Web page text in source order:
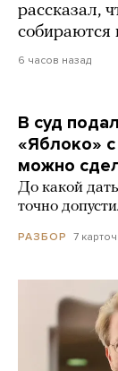
рассказал,
собираются
6 часов назад
В суд
«Яблоко»
можно
До какой
точно
РАЗБОР 7